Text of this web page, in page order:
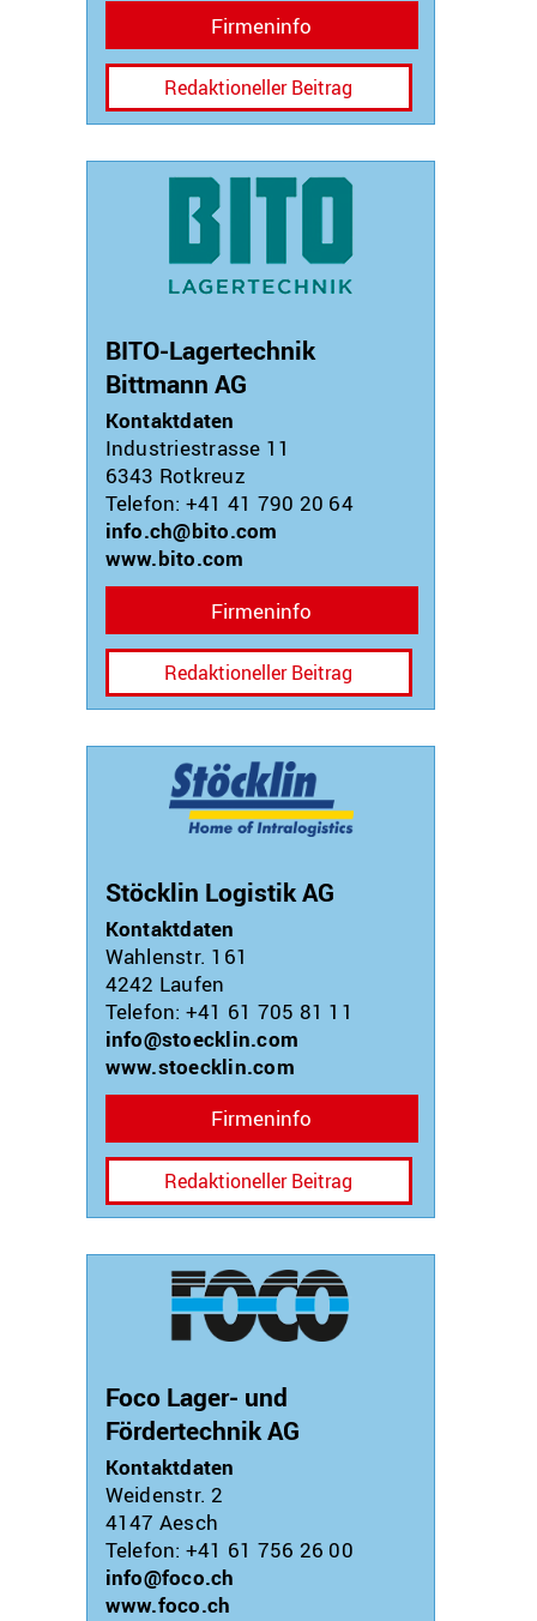
Firmeninfo
Redaktioneller Beitrag
Firmeninfo
Redaktioneller Beitrag
BITO-Lagertechnik
Bittmann AG
Kontaktdaten
Industriestrasse 11
6343 Rotkreuz
Telefon: +41 41 790 20 64
info.ch@bito.com
www.bito.com
Firmeninfo
Redaktioneller Beitrag
Stöcklin Logistik AG
Kontaktdaten
Wahlenstr. 161
4242 Laufen
Telefon: +41 61 705 81 11
info@stoecklin.com
www.stoecklin.com
Foco Lager- und
Fördertechnik AG
Kontaktdaten
Weidenstr. 2
4147 Aesch
Telefon: +41 61 756 26 00
info@foco.ch
www.foco.ch